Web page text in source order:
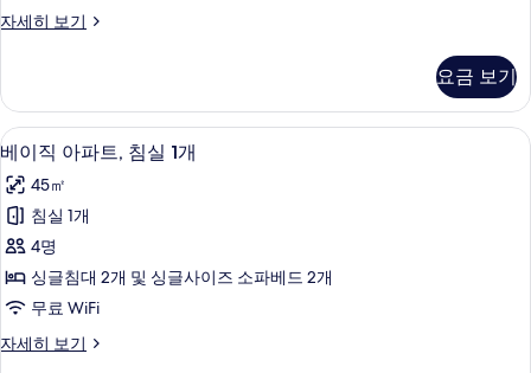
기
보
1
부
분
바
다
전
망
사
진
모
자세히 보기
디
파
트,
침
실
개,
부
분
바
다
전
망
요금 보기
베
이
직
아
파
트,
실
베이직 아파트, 침실 1개 | 1 개의 침실,
4
베이직 아파트, 침실 1개
45㎡
침실 1개
4명
싱글침대 2개 및 싱글사이즈 소파베드 2개
무료 WiFi
자세히 보기
베